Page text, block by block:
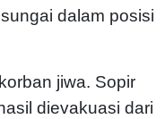
dalam posisi
jiwa. Sopir
dievakuasi dari